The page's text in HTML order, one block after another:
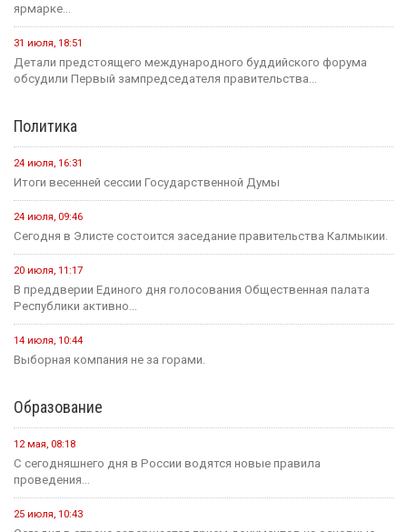
ярмарке...
31 июля, 18:51
Детали предстоящего международного буддийского форума
обсудили Первый зампредседателя правительства...
Политика
24 июля, 16:31
Итоги весенней сессии Государственной Думы
24 июля, 09:46
Сегодня в Элисте состоится заседание правительства Калмыкии.
20 июля, 11:17
В преддверии Единого дня голосования Общественная палата
Республики активно...
14 июля, 10:44
Выборная компания не за горами.
Образование
12 мая, 08:18
С сегодняшнего дня в России водятся новые правила
проведения...
25 июля, 10:43